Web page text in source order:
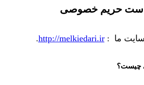
حریم خصوصی
ما :http://melkiedari.ir
.
چیست؟